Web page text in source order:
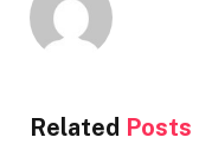
Related Posts